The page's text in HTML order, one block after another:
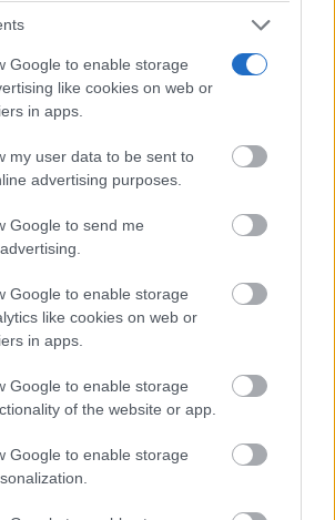
Google to enable storage
like cookies on web or
in apps.
my user data to be sent to
advertising purposes.
Google to send me
Google to enable storage
like cookies on web or
in apps.
Google to enable storage
of the website or app.
Google to enable storage
coches o nubes? Tiene